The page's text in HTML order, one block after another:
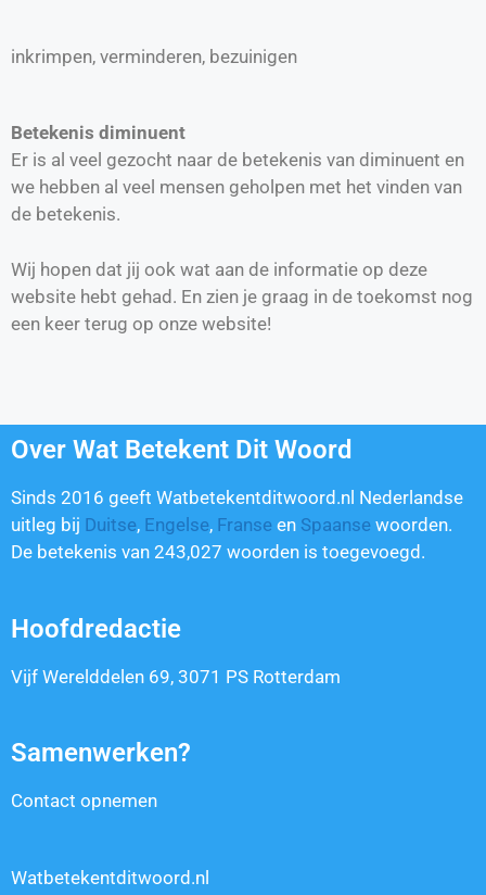
inkrimpen, verminderen, bezuinigen
Betekenis diminuent
Er is al veel gezocht naar de betekenis van diminuent en
we hebben al veel mensen geholpen met het vinden van
de betekenis.
Wij hopen dat jij ook wat aan de informatie op deze
website hebt gehad. En zien je graag in de toekomst nog
een keer terug op onze website!
Over Wat Betekent Dit Woord
Sinds 2016 geeft Watbetekentditwoord.nl Nederlandse
uitleg bij Duitse, Engelse, Franse en Spaanse woorden.
De betekenis van 243,027 woorden is toegevoegd.
Hoofdredactie
Vijf Werelddelen 69, 3071 PS Rotterdam
Samenwerken?
Contact opnemen
Watbetekentditwoord.nl